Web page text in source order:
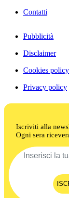
Contatti
Pubblicità
Disclaimer
Cookies policy
Privacy policy
Iscriviti alla
Ogni sera